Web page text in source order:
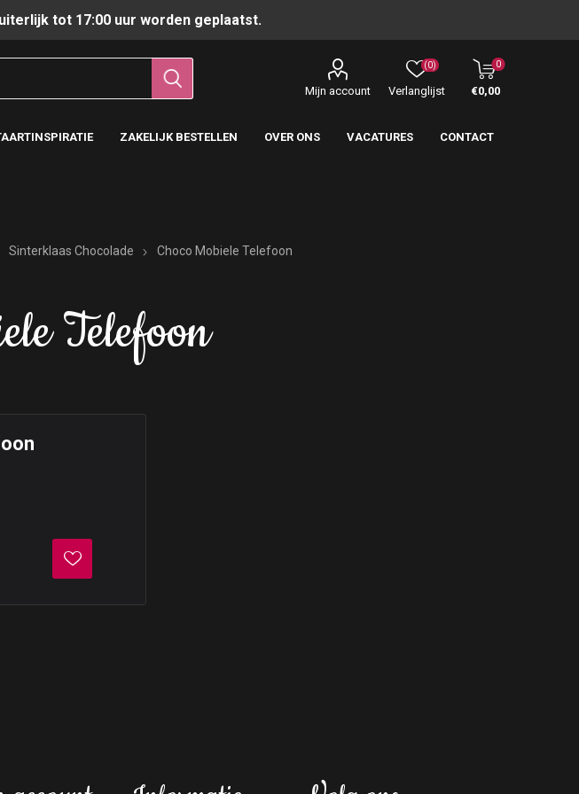
tot 17:00 uur worden geplaatst.
Mijn account Verlanglijst
(0) 0
€0,00
ZAKELIJK BESTELLEN OVER ONS VACATURES CONTACT
Sinterklaas Chocolade Choco Mobiele Telefoon
Telefoon